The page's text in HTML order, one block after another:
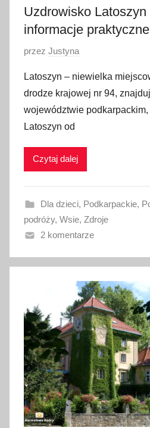
0
2
Uzdrowisko Latoszyn
informacje praktyczne
O
u
b
l
i
w
n
o
4
i
o
p
a
d
a
2
0
2
przez Justyna
Latoszyn – niewielka
drodze krajowej nr 94,
województwie
Latoszyn od
Czytaj dalej
Dla dzieci, Podkarpackie,
podróży, Wsie, Zdroje
2 komentarze